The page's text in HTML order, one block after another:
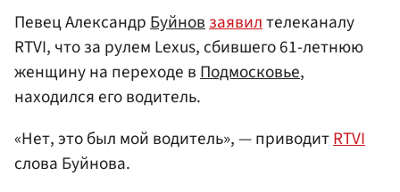
Певец АлександрБуйновзаявилтелеканалу
RTVI, что за рулем Lexus, сбившего 61-летнюю
женщину на переходе вПодмосковье,
находился его водитель.
«Нет, это был мой водитель», — приводитRTVI
слова Буйнова.